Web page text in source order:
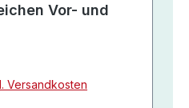
Vor- und
Versandkosten